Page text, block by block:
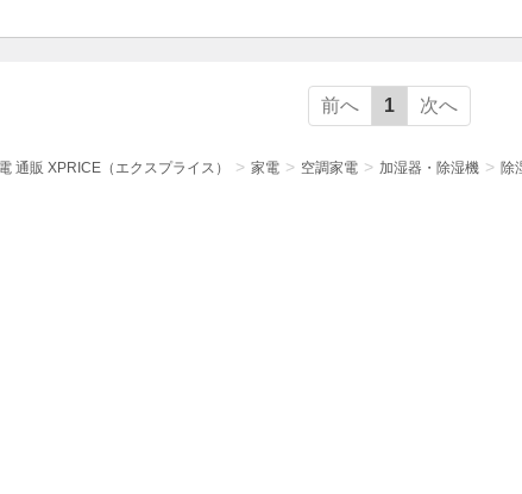
通販 XPRICE（エクスプライス） 家電 空調家電 加湿器・除湿機 除
前へ 1 次へ